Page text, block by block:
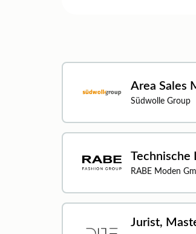
Area Sales
Südwolle Group
Technische
RABE Moden
Jurist,